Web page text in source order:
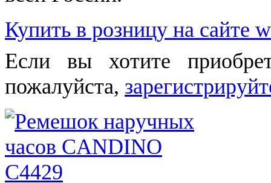
Купить в розницу на сайте
Если вы хотите
пожалуйста,